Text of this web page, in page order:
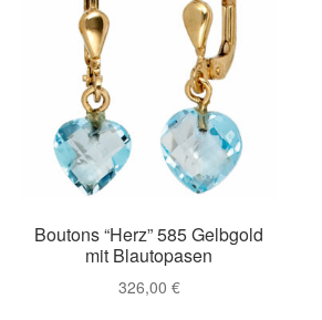
Boutons “Herz” 585 Gelbgold
mit Blautopasen
326,00 €